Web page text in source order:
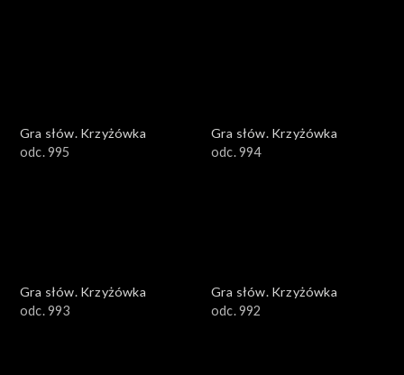
Gra słów. Krzyżówka
odc. 995
Gra słów. Krzyżówka
odc. 994
Gra słów. Krzyżówka
odc. 993
Gra słów. Krzyżówka
odc. 992